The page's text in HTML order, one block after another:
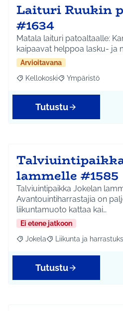
Laituri Ruukin
#1634
Matala laituri patoaltaalle:
kaipaavat helppoa lasku- ja
Arvioitavana
Rajaa tulokset aihepiirin
Kellokoski Rajaa tulokset
Ympäristö
Tutustu
lammelle #1585
Talviuintipaikka Jokelan
Avantouintiharrastajia on
liikuntamuoto kattaa kai…
Ei etene jatkoon
Rajaa tulokset aihepiirin mukaan:
Jokela Rajaa tulokset
Liikunta ja
Tutustu